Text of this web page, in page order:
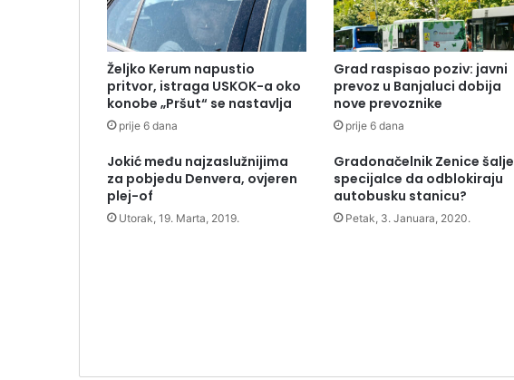
Željko Kerum napustio
pritvor, istraga USKOK-a oko
konobe „Pršut“ se nastavlja
prije 6 dana
Grad raspisao poziv: javni
prevoz u Banjaluci dobija
nove prevoznike
prije 6 dana
Jokić među najzaslužnijima
za pobjedu Denvera, ovjeren
plej-of
Utorak, 19. Marta, 2019.
Gradonačelnik Zenice šalje
specijalce da odblokiraju
autobusku stanicu?
Petak, 3. Januara, 2020.